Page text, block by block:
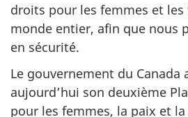
droits pour les femmes et les
monde entier, afin que nous
en sécurité.
Le gouvernement du Canada
aujourd’hui son deuxième
pour les femmes, la paix et